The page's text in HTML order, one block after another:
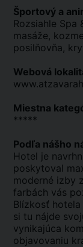
Športový a
Rozsiahle Spa
masáže,
posilňovňa,
Webová
Miestna
*****
Podľa nášho
Hotel je
poskytoval
moderné izby
farbách vás
Blízkosť
si tu nájde
vynikajúca
objavovaniu